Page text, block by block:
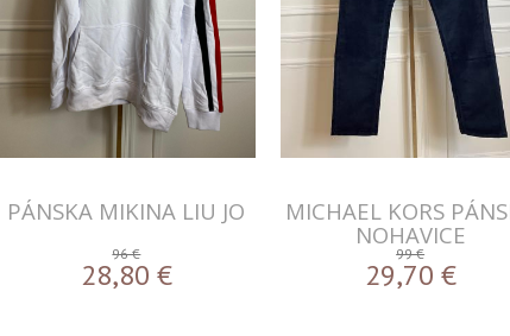
PÁNSKA MIKINA LIU JO
96 €
28,80 €
MICHAEL KORS
NOHAVICE
99 €
29,70 €